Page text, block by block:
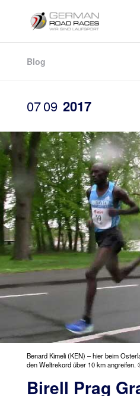
Blog
0709 2017
Benard Kimeli (KEN) – hier beim
den Weltrekord über 10 km angreifen.
Birell Prag